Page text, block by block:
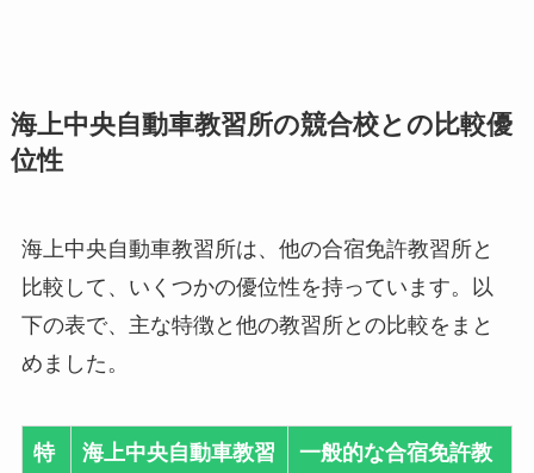
海上中央自動車教習所の競合校との比較優
位性
海上中央自動車教習所は、他の合宿免許教習所と
比較して、いくつかの優位性を持っています。以
下の表で、主な特徴と他の教習所との比較をまと
めました。
特
海上中央自動車教習
一般的な合宿免許教